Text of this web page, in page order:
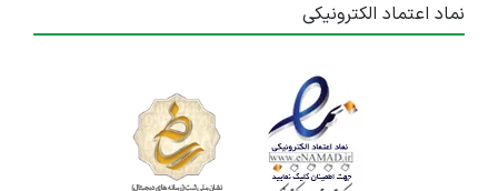
نماد اعتماد الکترونیکی